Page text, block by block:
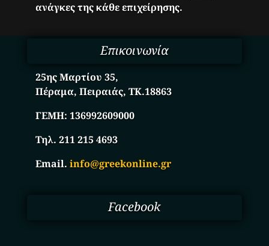
ανάγκες της κάθε επιχείρησης.
Επικοινωνία
25ης Μαρτίου 35,
Πέραμα, Πειραιάς, ΤΚ.18863
ΓΕΜΗ:136992609000
Τηλ. 211 215 4693
Email.info@greekonline.gr
Facebook